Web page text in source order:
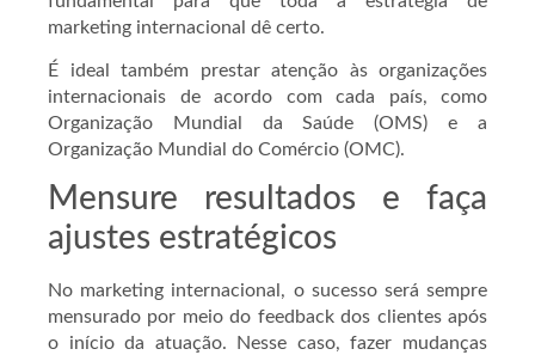
marketing internacional dê certo.
É ideal também prestar atenção às organizações
internacionais de acordo com cada país, como
Organização Mundial da Saúde (OMS) e a
Organização Mundial do Comércio (OMC).
Mensure resultados e faça
ajustes estratégicos
No marketing internacional, o sucesso será sempre
mensurado por meio do feedback dos clientes após
o início da atuação. Nesse caso, fazer mudanças